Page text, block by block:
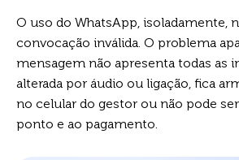
O uso do WhatsApp, isoladamente,
convocação inválida. O problema
mensagem não apresenta todas as
alterada por áudio ou ligação, fica
no celular do gestor ou não pode
ponto e ao pagamento.